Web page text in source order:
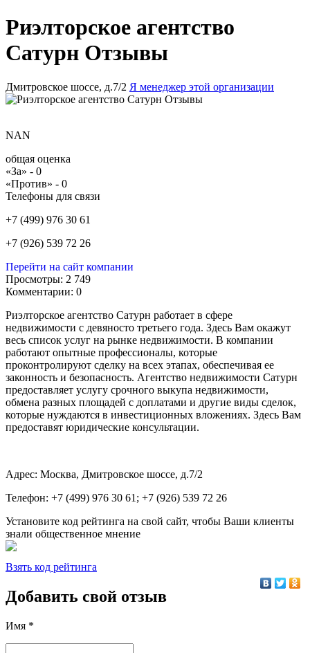
Риэлторское агентство
Сатурн Отзывы
Дмитровское шоссе, д.7/2 Я менеджер этой организации
NAN
общая оценка
«За» - 0
«Против» - 0
Телефоны для связи
+7 (499) 976 30 61
+7 (926) 539 72 26
Перейти на сайт компании
Просмотры: 2 749
Комментарии: 0
Риэлторское агентство Сатурн работает в сфере
недвижимости с девяносто третьего года. Здесь Вам окажут
весь список услуг на рынке недвижимости. В компании
работают опытные профессионалы, которые
проконтролируют сделку на всех этапах, обеспечивая ее
законность и безопасность. Агентство недвижимости Сатурн
предоставляет услугу срочного выкупа недвижимости,
обмена разных площадей с доплатами и другие виды сделок,
которые нуждаются в инвестиционных вложениях. Здесь Вам
предоставят юридические консультации.
Адрес: Москва, Дмитровское шоссе, д.7/2
Телефон: +7 (499) 976 30 61; +7 (926) 539 72 26
Установите код рейтинга на свой сайт, чтобы Ваши клиенты
знали общественное мнение
Взять код рейтинга
Добавить свой отзыв
Имя *